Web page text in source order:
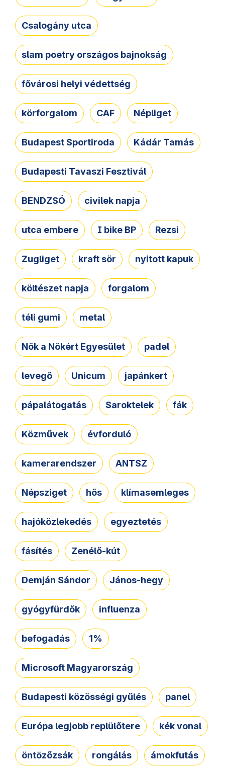
Csalogány utca
slam poetry országos bajnokság
fővárosi helyi védettség
körforgalom CAF Népliget
Budapest Sportiroda Kádár Tamás
Budapesti Tavaszi Fesztivál
BENDZSÓ civilek napja
utca embere I bike BP Rezsi
Zugliget kraft sör nyitott kapuk
költészet napja forgalom
téli gumi metal
Nők a Nőkért Egyesület padel
levegő Unicum japánkert
pápalátogatás Saroktelek fák
Közművek évforduló
kamerarendszer ANTSZ
Népsziget hős klímasemleges
hajóközlekedés egyeztetés
fásítés Zenélő-kút
Demján Sándor János-hegy
gyógyfürdők influenza
befogadás 1%
Microsoft Magyarország
Budapesti közösségi gyűlés panel
Európa legjobb replülőtere kék vonal
öntözőzsák rongálás ámokfutás